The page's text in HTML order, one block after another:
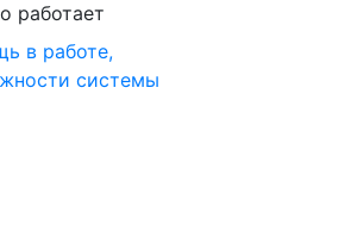
работает
в работе,
системы